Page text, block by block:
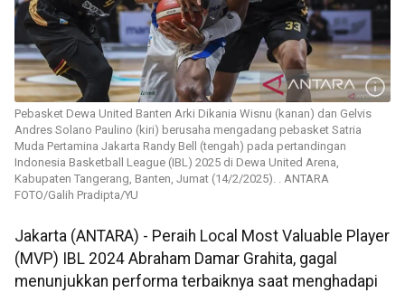
Pebasket Dewa United Banten Arki Dikania Wisnu (kanan) dan Gelvis
Andres Solano Paulino (kiri) berusaha mengadang pebasket Satria
Muda Pertamina Jakarta Randy Bell (tengah) pada pertandingan
Indonesia Basketball League (IBL) 2025 di Dewa United Arena,
Kabupaten Tangerang, Banten, Jumat (14/2/2025). . ANTARA
FOTO/Galih Pradipta/YU
Jakarta (ANTARA) - Peraih Local Most Valuable Player
(MVP) IBL 2024 Abraham Damar Grahita, gagal
menunjukkan performa terbaiknya saat menghadapi